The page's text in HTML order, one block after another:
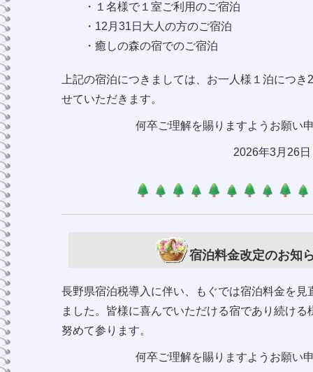
・１名様で１室ご利用のご宿泊
・12月31日大人の方のご宿泊
・癒しの森の宿でのご宿泊
上記の宿泊につきましては、お一人様１泊につ
せていただきます。
何卒ご理解を賜りますようお願い
2026年3月26
宿泊料金改定のお知
長野県宿泊税導入に伴い、もぐでは宿泊料金を見
ました。皆様に喜んでいただける宿であり続ける
努めて参ります。
何卒ご理解を賜りますようお願い